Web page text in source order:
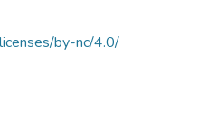
by-nc/4.0/